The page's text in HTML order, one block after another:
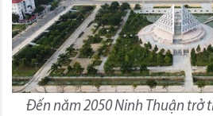
Đến năm 2050 Ninh Thuận trở